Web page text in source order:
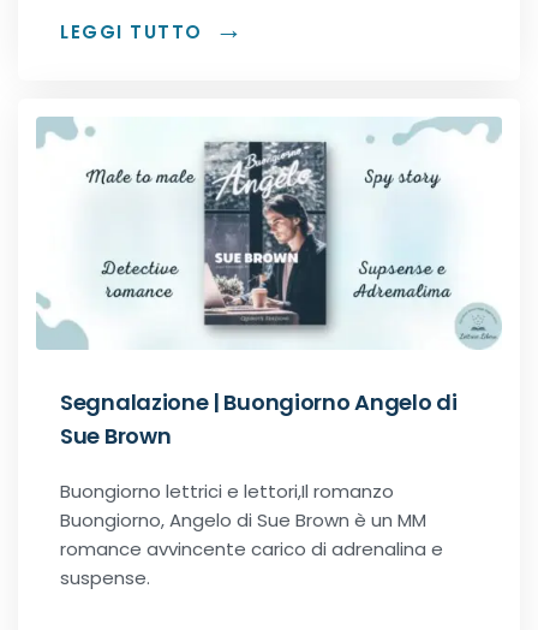
Second-Chance romance
Spy romance
Step romance
Young Adult
Gialli
Narrativa
LEGGI TUTTO
Segnalazione | Buongiorno Angelo di
Sue Brown
Buongiorno lettrici e lettori,Il romanzo
Buongiorno, Angelo di Sue Brown è un MM
romance avvincente carico di adrenalina e
suspense.